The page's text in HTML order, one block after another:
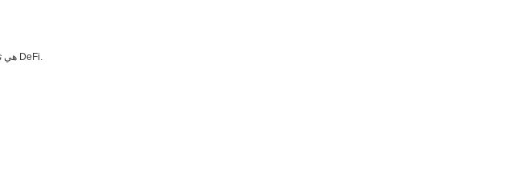
Ethereum هي ثاني أكبر عملة رقمية، وهي الأساس للتطبيقات اللامركزية والعقود الذكية ومنظومة DeFi.